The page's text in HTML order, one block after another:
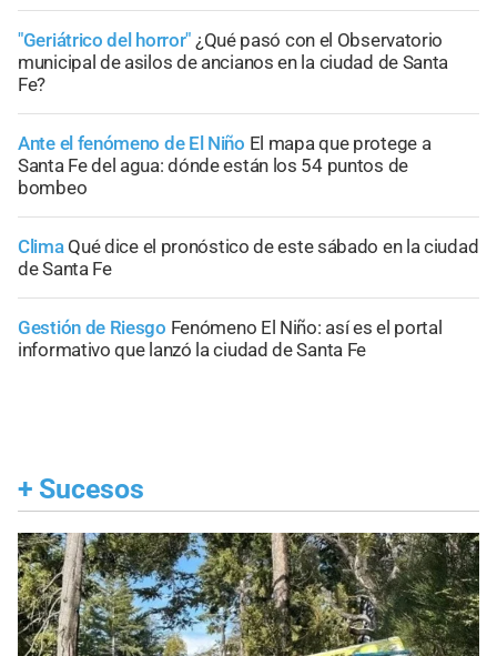
"Geriátrico del horror" ¿Qué pasó con el Observatorio
municipal de asilos de ancianos en la ciudad de Santa
Fe?
Ante el fenómeno de El Niño El mapa que protege a
Santa Fe del agua: dónde están los 54 puntos de
bombeo
Clima Qué dice el pronóstico de este sábado en la ciudad
de Santa Fe
Gestión de Riesgo Fenómeno El Niño: así es el portal
informativo que lanzó la ciudad de Santa Fe
+ Sucesos